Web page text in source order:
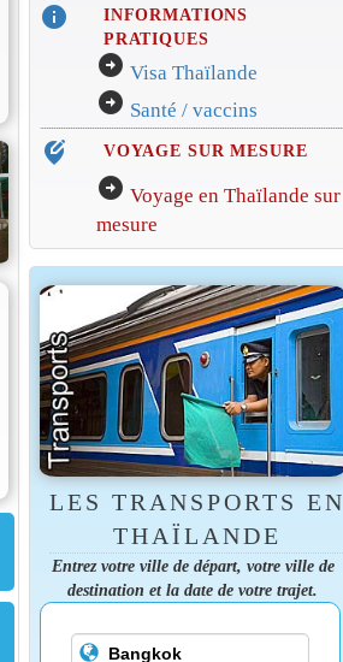
info
INFORMATIONS
PRATIQUES
arrow_circle_right Visa Thaïlande
arrow_circle_right Santé / vaccins
edit_location_alt VOYAGE SUR MESURE
arrow_circle_right Voyage en Thaïlande sur
mesure
LES TRANSPORTS EN
THAÏLANDE
Entrez votre ville de départ, votre ville de
destination et la date de votre trajet.